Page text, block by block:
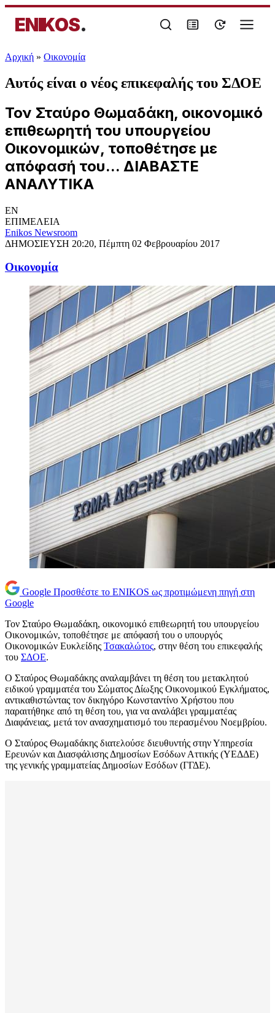
ENIKOS.
Αρχική » Oικονομία
Αυτός είναι ο νέος επικεφαλής του ΣΔΟΕ
Τον Σταύρο Θωμαδάκη, οικονομικό
επιθεωρητή του υπουργείου
Οικονομικών, τοποθέτησε με
απόφασή του... ΔΙΑΒΑΣΤΕ
ΑΝΑΛΥΤΙΚΑ
EN
ΕΠΙΜΕΛΕΙΑ
Enikos Newsroom
ΔΗΜΟΣΙΕΥΣΗ 20:20, Πέμπτη 02 Φεβρουαρίου 2017
Oικονομία
Google Προσθέστε το ENIKOS ως προτιμώμενη πηγή στη
Google
Τον Σταύρο Θωμαδάκη, οικονομικό επιθεωρητή του υπουργείου
Οικονομικών, τοποθέτησε με απόφασή του ο υπουργός
Οικονομικών Ευκλείδης Τσακαλώτος, στην θέση του επικεφαλής
του ΣΔΟΕ.
Ο Σταύρος Θωμαδάκης αναλαμβάνει τη θέση του μετακλητού
ειδικού γραμματέα του Σώματος Δίωξης Οικονομικού Εγκλήματος,
αντικαθιστώντας τον δικηγόρο Κωνσταντίνο Χρήστου που
παραιτήθηκε από τη θέση του, για να αναλάβει γραμματέας
Διαφάνειας, μετά τον ανασχηματισμό του περασμένου Νοεμβρίου.
Ο Σταύρος Θωμαδάκης διατελούσε διευθυντής στην Υπηρεσία
Ερευνών και Διασφάλισης Δημοσίων Εσόδων Αττικής (ΥΕΔΔΕ)
της γενικής γραμματείας Δημοσίων Εσόδων (ΓΓΔΕ).